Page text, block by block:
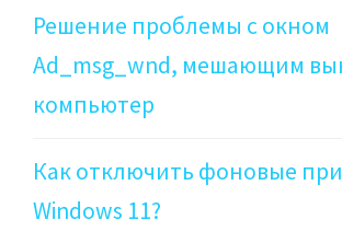
Решение проблемы с окном
Ad_msg_wnd, мешающим
компьютер
Как отключить фоновые
Windows 11?